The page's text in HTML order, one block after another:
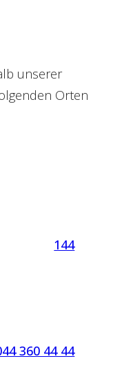
unserer
Orten
144
360 44 44